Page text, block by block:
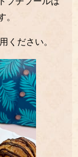
。
ください。